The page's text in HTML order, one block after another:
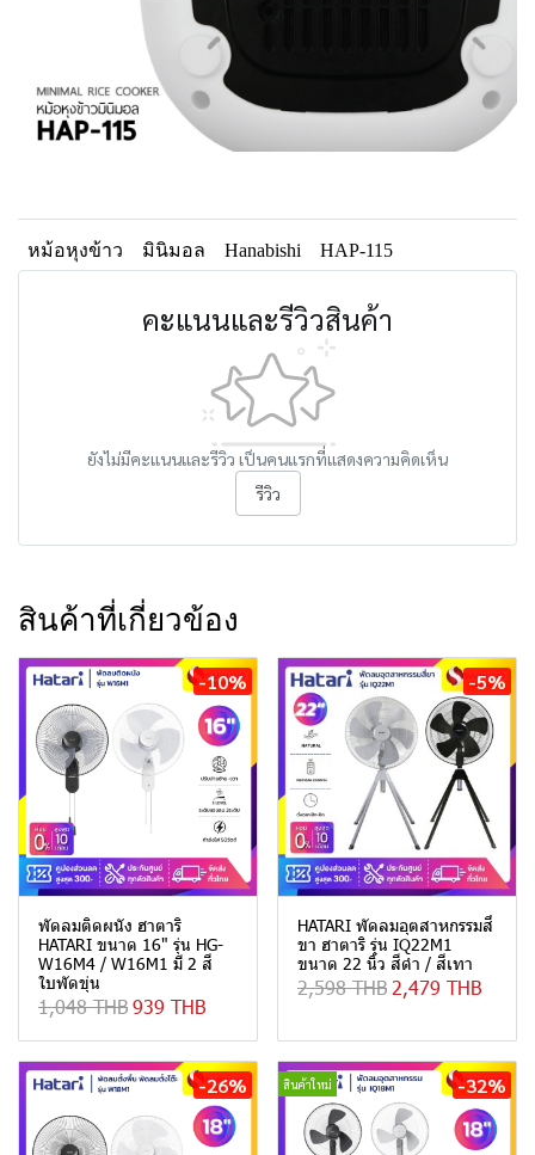
หม้อหุงข้าว มินิมอล Hanabishi HAP-115
คะแนนและรีวิวสินค้า
ยังไม่มีคะแนนและรีวิว เป็นคนแรกที่แสดงความคิดเห็น
รีวิว
สินค้าที่เกี่ยวข้อง
-10%
พัดลมติดผนัง ฮาตาริ
HATARI ขนาด 16" รุ่น HG-
W16M4 / W16M1 มี 2 สี
ใบพัดขุ่น
1,048 THB939 THB
-5%
HATARI พัดลมอุตสาหกรรมสี่
ขา ฮาตาริ รุ่น IQ22M1
ขนาด 22 นิ้ว สีดำ / สีเทา
2,598 THB 2,479 THB
-26% สินค้าใหม่ -32%